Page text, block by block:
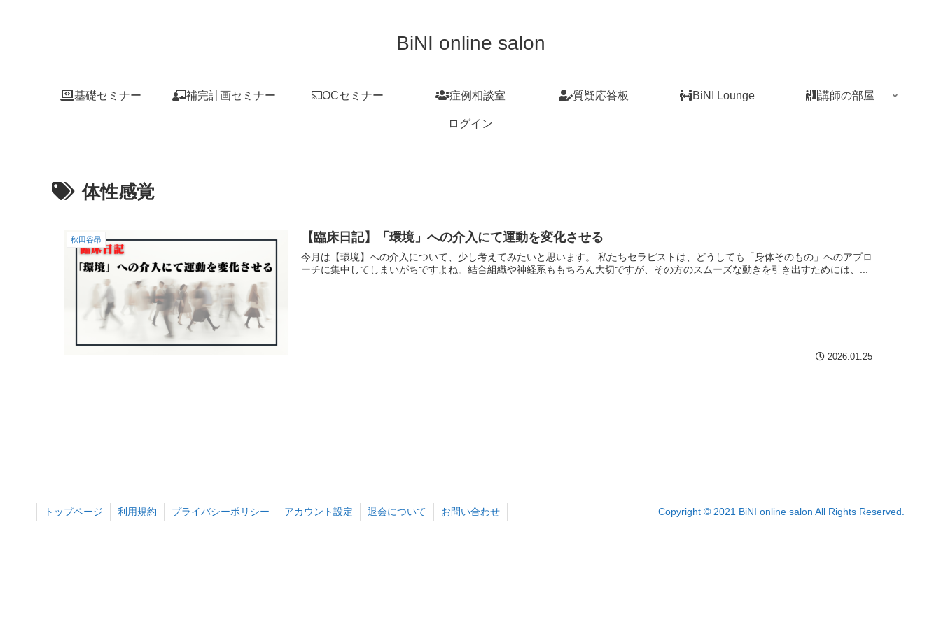
BiNI online salon
基礎セミナー 補完計画セミナー OCセミナー 症例相談室 質疑応答板 BiNI Lounge 講師の部屋
ログイン
体性感覚
秋田谷昂 【臨床日記】「環境」への介入にて運動を変化させる
今月は【環境】への介入について、少し考えてみたいと思います。 私たちセラピストは、どうしても「身体そのもの」へのアプロ
ーチに集中してしまいがちですよね。結合組織や神経系ももちろん大切ですが、その方のスムーズな動きを引き出すためには、...
2026.01.25
トップページ 利用規約 プライバシーポリシー アカウント設定 退会について お問い合わせ Copyright © 2021 BiNI online salon All Rights Reserved.